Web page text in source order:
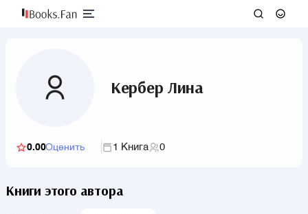
Кербер Лина
0.00Оценить 1 Книга 0
Книги этого автора